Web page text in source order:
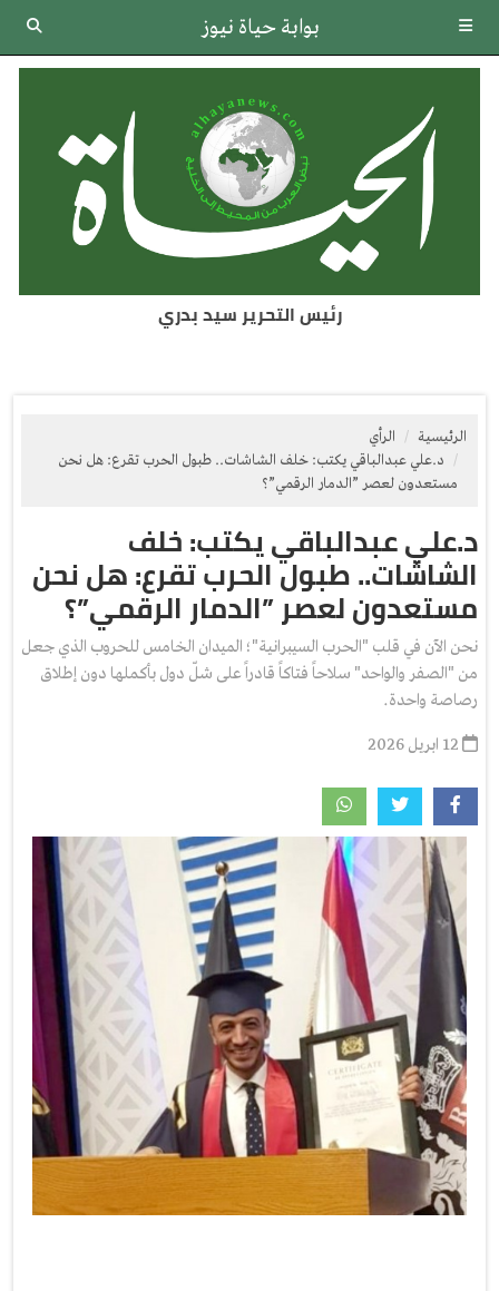
بوابة حياة نيوز
رئيس التحرير سيد بدري
الرئيسية
الرأي
د.علي عبدالباقي يكتب: خلف الشاشات.. طبول الحرب تقرع: هل نحن
مستعدون لعصر ”الدمار الرقمي”؟
د.علي عبدالباقي يكتب: خلف
الشاشات.. طبول الحرب تقرع: هل نحن
مستعدون لعصر ”الدمار الرقمي”؟
نحن الآن في قلب "الحرب السيبرانية"؛ الميدان الخامس للحروب الذي جعل
من "الصفر والواحد" سلاحاً فتاكاً قادراً على شلّ دول بأكملها دون إطلاق
رصاصة واحدة.